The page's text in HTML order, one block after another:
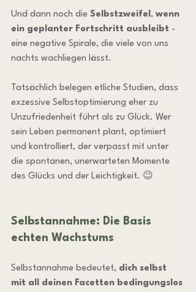
Und dann noch die Selbstzweifel , wenn
ein geplanter Fortschritt ausbleibt -
eine negative Spirale, die viele von uns
nachts wachliegen lässt.
Tatsächlich belegen etliche Studien, dass
exzessive Selbstoptimierung eher zu
Unzufriedenheit führt als zu Glück. Wer
sein Leben permanent plant, optimiert
und kontrolliert, der verpasst mit unter
die spontanen, unerwarteten Momente
des Glücks und der Leichtigkeit. 😉
Selbstannahme: Die Basis
echten Wachstums
Selbstannahme bedeutet, dich selbst
mit all deinen Facetten bedingungslos